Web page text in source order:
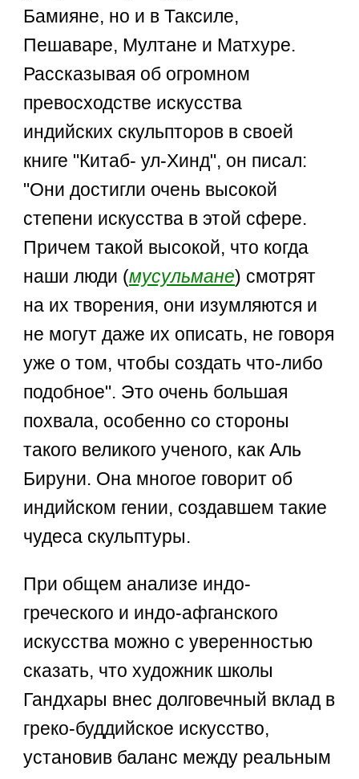
Бамияне, но и в Таксиле,
Пешаваре, Мултане и Матхуре.
Рассказывая об огромном
превосходстве искусства
индийских скульпторов в своей
книге "Китаб- ул-Хинд", он писал:
"Они достигли очень высокой
степени искусства в этой сфере.
Причем такой высокой, что когда
наши люди (мусульмане) смотрят
на их творения, они изумляются и
не могут даже их описать, не говоря
уже о том, чтобы создать что-либо
подобное". Это очень большая
похвала, особенно со стороны
такого великого ученого, как Аль
Бируни. Она многое говорит об
индийском гении, создавшем такие
чудеса скульптуры.
При общем анализе индо-
греческого и индо-афганского
искусства можно с уверенностью
сказать, что художник школы
Гандхары внес долговечный вклад в
греко-буддийское искусство,
установив баланс между реальным